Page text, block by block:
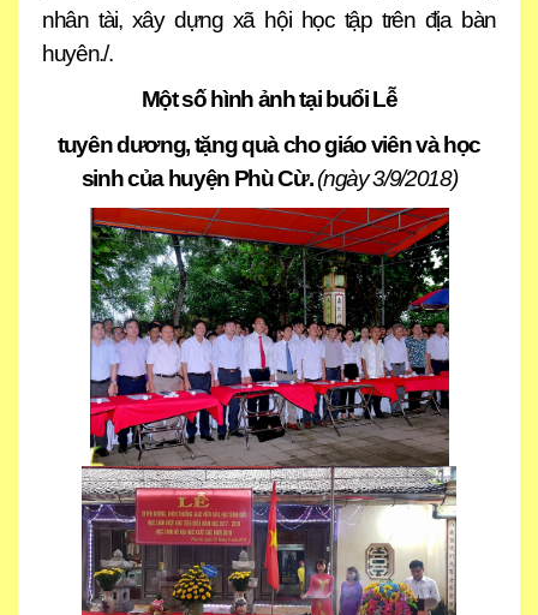
nhân tài, xây dựng xã hội học tập trên địa bàn
huyên./.
Một số hình ảnh tại buổi Lễ
tuyên dương, tặng quà cho giáo viên và học
sinh của huyện Phù Cừ.(ngày 3/9/2018)